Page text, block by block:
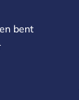
bent